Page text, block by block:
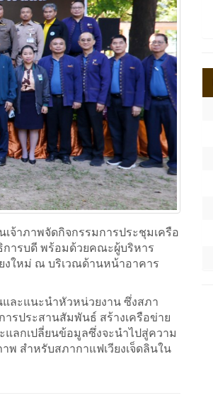
จ้าภาพจัดกิจกรรมการประชุมเครือ
การบดี พร้อมด้วยคณะผู้บริหาร
งใหม่ ณ บริเวณด้านหน้าอาคาร
ละแนะนำหัวหน่วยงาน ซึ่งสภา
ารประสานสัมพันธ์ สร้างเครือข่าย
ลกเปลี่ยนข้อมูลซึ่งจะนำไปสู่ความ
พ สำหรับสภากาแฟเวียงเจ็ดลินใน